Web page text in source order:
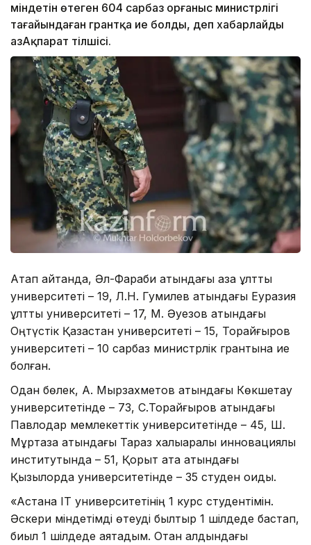
міндетін өтеген 604 сарбаз Қорғаныс министрлігі
тағайындаған грантқа ие болды, деп хабарлайды
ҚазАқпарат тілшісі.
Атап айтқанда, Әл-Фараби атындағы қазақ ұлттық
университеті – 19, Л.Н. Гумилев атындағы Еуразия
ұлттық университеті – 17, М. Әуезов атындағы
Оңтүстік Қазақстан университеті – 15, Торайғыров
университеті – 10 сарбаз министрлік грантына ие
болған.
Одан бөлек, А. Мырзахметов атындағы Көкшетау
университетінде – 73, С.Торайғыров атындағы
Павлодар мемлекеттік университетінде – 45, Ш.
Мұртаза атындағы Тараз халықаралық инновациялық
институтында – 51, Қорқыт ата атындағы
Қызылорда университетінде – 35 студен оқиды.
«Астана IT университетінің 1 курс студентімін.
Әскери міндетімді өтеуді былтыр 1 шілдеде бастап,
биыл 1 шілдеде аяқтадым. Отан алдындағы